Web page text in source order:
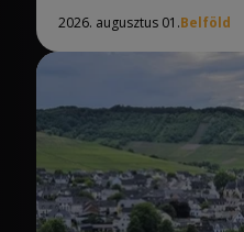
2026. augusztus 01.Belföld